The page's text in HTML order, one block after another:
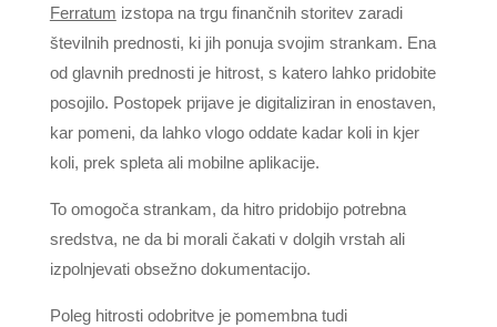
Ferratum izstopa na trgu finančnih storitev zaradi
številnih prednosti, ki jih ponuja svojim strankam. Ena
od glavnih prednosti je hitrost, s katero lahko pridobite
posojilo. Postopek prijave je digitaliziran in enostaven,
kar pomeni, da lahko vlogo oddate kadar koli in kjer
koli, prek spleta ali mobilne aplikacije.
To omogoča strankam, da hitro pridobijo potrebna
sredstva, ne da bi morali čakati v dolgih vrstah ali
izpolnjevati obsežno dokumentacijo.
Poleg hitrosti odobritve je pomembna tudi